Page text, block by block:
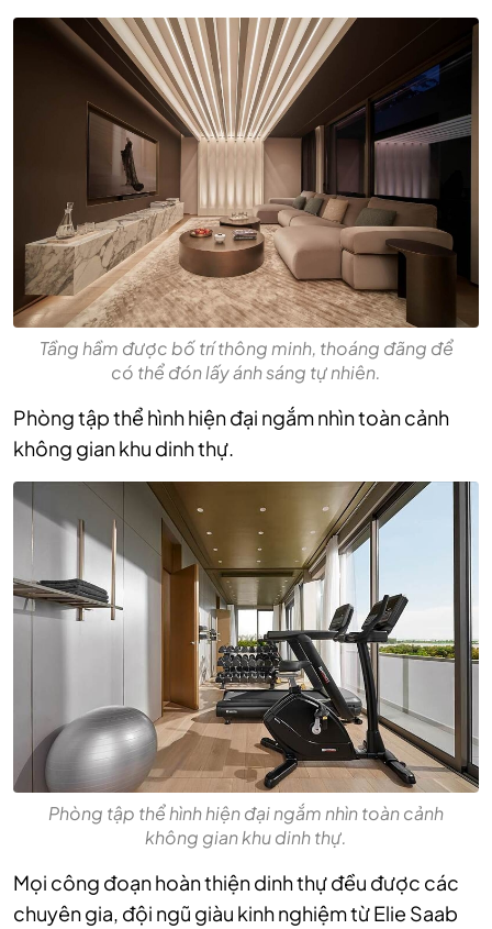
Tầng hầm được bố trí thông minh, thoáng đãng để
có thể đón lấy ánh sáng tự nhiên.
Phòng tập thể hình hiện đại ngắm nhìn toàn cảnh
không gian khu dinh thự.
Phòng tập thể hình hiện đại ngắm nhìn toàn cảnh
không gian khu dinh thự.
Mọi công đoạn hoàn thiện dinh thự đều được các
chuyên gia, đội ngũ giàu kinh nghiệm từ Elie Saab